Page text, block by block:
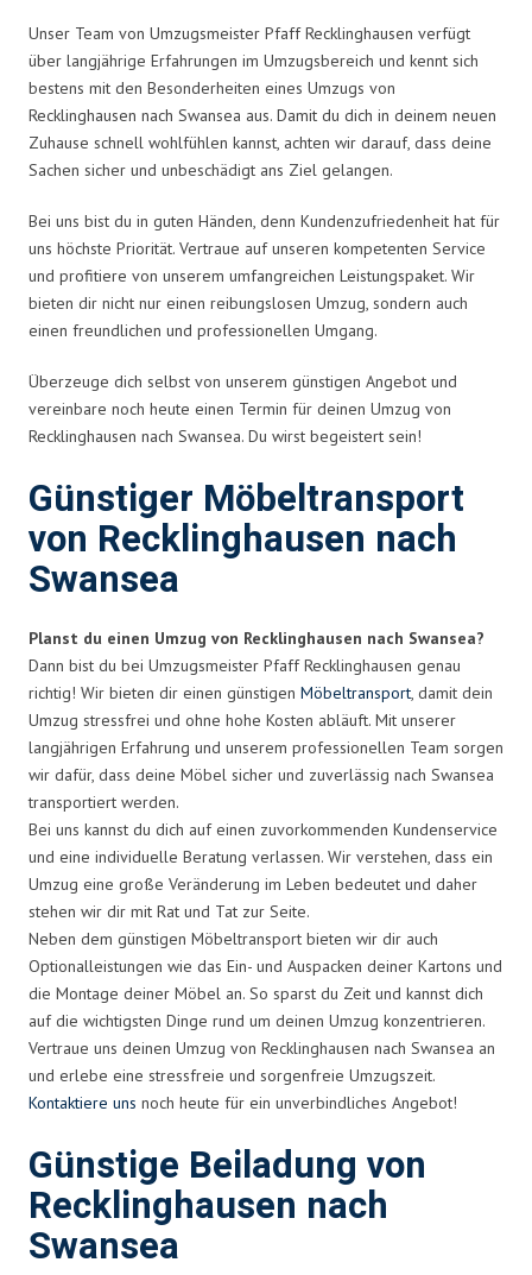
Unser Team von Umzugsmeister Pfaff Recklinghausen verfügt
über langjährige Erfahrungen im Umzugsbereich und kennt sich
bestens mit den Besonderheiten eines Umzugs von
Recklinghausen nach Swansea aus. Damit du dich in deinem neuen
Zuhause schnell wohlfühlen kannst, achten wir darauf, dass deine
Sachen sicher und unbeschädigt ans Ziel gelangen.
Bei uns bist du in guten Händen, denn Kundenzufriedenheit hat für
uns höchste Priorität. Vertraue auf unseren kompetenten Service
und profitiere von unserem umfangreichen Leistungspaket. Wir
bieten dir nicht nur einen reibungslosen Umzug, sondern auch
einen freundlichen und professionellen Umgang.
Überzeuge dich selbst von unserem günstigen Angebot und
vereinbare noch heute einen Termin für deinen Umzug von
Recklinghausen nach Swansea. Du wirst begeistert sein!
Günstiger Möbeltransport
von Recklinghausen nach
Swansea
Planst du einen Umzug von Recklinghausen nach Swansea?
Dann bist du bei Umzugsmeister Pfaff Recklinghausen genau
richtig! Wir bieten dir einen günstigen Möbeltransport, damit dein
Umzug stressfrei und ohne hohe Kosten abläuft. Mit unserer
langjährigen Erfahrung und unserem professionellen Team sorgen
wir dafür, dass deine Möbel sicher und zuverlässig nach Swansea
transportiert werden.
Bei uns kannst du dich auf einen zuvorkommenden Kundenservice
und eine individuelle Beratung verlassen. Wir verstehen, dass ein
Umzug eine große Veränderung im Leben bedeutet und daher
stehen wir dir mit Rat und Tat zur Seite.
Neben dem günstigen Möbeltransport bieten wir dir auch
Optionalleistungen wie das Ein- und Auspacken deiner Kartons und
die Montage deiner Möbel an. So sparst du Zeit und kannst dich
auf die wichtigsten Dinge rund um deinen Umzug konzentrieren.
Vertraue uns deinen Umzug von Recklinghausen nach Swansea an
und erlebe eine stressfreie und sorgenfreie Umzugszeit.
Kontaktiere uns noch heute für ein unverbindliches Angebot!
Günstige Beiladung von
Recklinghausen nach
Swansea